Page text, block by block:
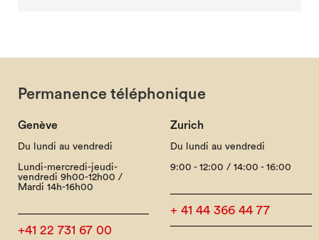
Permanence téléphonique
Genève
Du lundi au vendredi
Lundi-mercredi-jeudi-
vendredi 9h00-12h00 /
Mardi 14h-16h00
+41 22 731 67 00
Zurich
Du lundi au vendredi
9:00 - 12:00 / 14:00 - 16:00
+ 41 44 366 44 77